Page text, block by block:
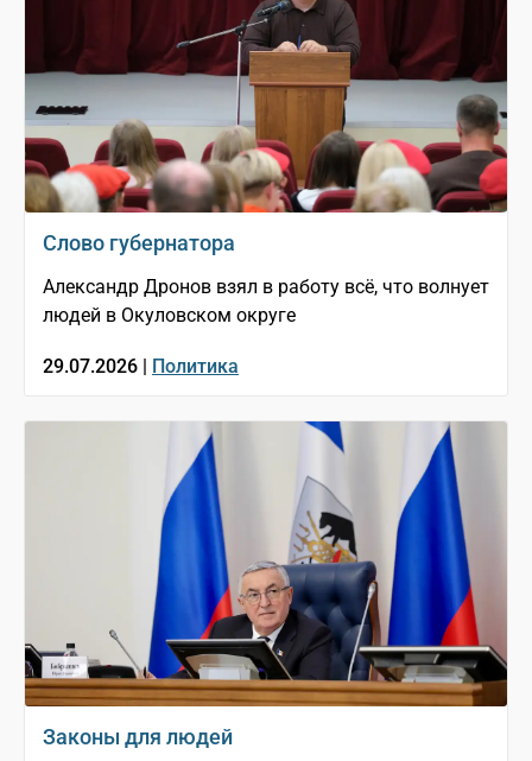
Слово губернатора
Александр Дронов взял в работу всё, что волнует
людей в Окуловском округе
29.07.2026 | Политика
Законы для людей